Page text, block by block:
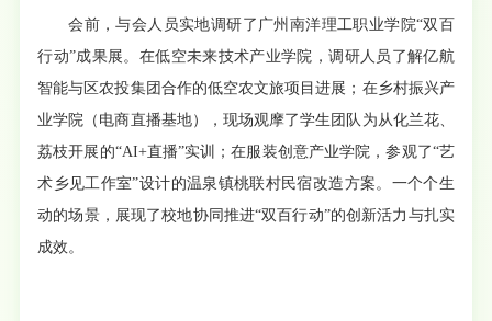
会前，与会人员实地调研了广州南洋理工职业学院“双百
行动”成果展。在低空未来技术产业学院，调研人员了解亿航
智能与区农投集团合作的低空农文旅项目进展；在乡村振兴产
业学院（电商直播基地），现场观摩了学生团队为从化兰花、
荔枝开展的“AI+直播”实训；在服装创意产业学院，参观了“艺
术乡见工作室”设计的温泉镇桃联村民宿改造方案。一个个生
动的场景，展现了校地协同推进“双百行动”的创新活力与扎实
成效。